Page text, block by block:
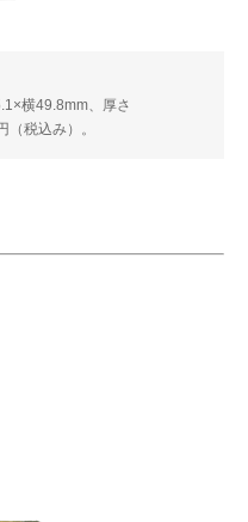
横49.8mm、厚さ
税込み）。